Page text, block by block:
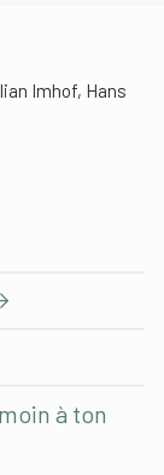
Imhof, Hans
à ton